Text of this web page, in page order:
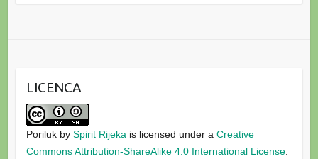
LICENCA
Porilukby Spirit Rijeka is licensed under a Creative
Commons Attribution-ShareAlike 4.0 International License.